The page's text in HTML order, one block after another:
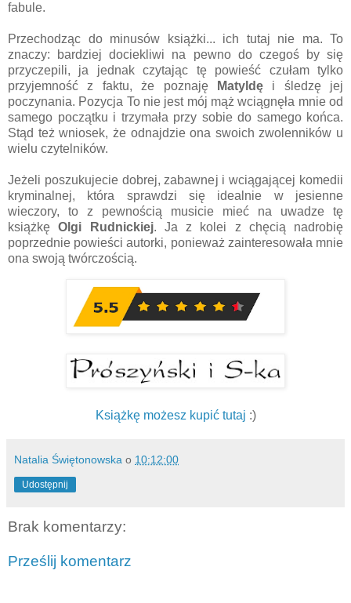
fabule.
Przechodząc do minusów książki... ich tutaj nie ma. To
znaczy: bardziej dociekliwi na pewno do czegoś by się
przyczepili, ja jednak czytając tę powieść czułam tylko
przyjemność z faktu, że poznaję
Matyldę i śledzę jej
poczynania. Pozycja To nie jest mój mąż wciągnęła mnie od
samego początku i trzymała przy sobie do samego końca.
Stąd też wniosek, że odnajdzie ona swoich zwolenników u
wielu czytelników.
Jeżeli poszukujecie dobrej, zabawnej i wciągającej komedii
kryminalnej, która sprawdzi się idealnie w jesienne
wieczory, to z pewnością musicie mieć na uwadze tę
książkę Olgi Rudnickiej. Ja z kolei z chęcią nadrobię
poprzednie powieści autorki, ponieważ zainteresowała mnie
ona swoją twórczością.
Książkę możesz kupić tutaj :)
Natalia Świętonowska o 10:12:00
Udostępnij
Brak komentarzy:
Prześlij komentarz